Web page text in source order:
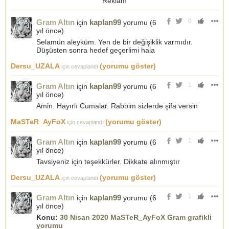
0
Gram Altın için kaplan99 yorumu (6
yıl önce)
Selamün aleyküm. Yen de bir değişiklik varmıdır.
Düşüsten sonra hedef geçerlimi hala
Dersu_UZALA için cevaplandı (yorumu göster)
1
Gram Altın için kaplan99 yorumu (6
yıl önce)
Amin. Hayırlı Cumalar. Rabbim sizlerde şifa versin
MaSTeR_AyFoX için cevaplandı (yorumu göster)
1
Gram Altın için kaplan99 yorumu (6
yıl önce)
Tavsiyeniz için teşekkürler. Dikkate alınmıştır
Dersu_UZALA için cevaplandı (yorumu göster)
1
Gram Altın için kaplan99 yorumu (6
yıl önce)
Konu: 30 Nisan 2020 MaSTeR_AyFoX Gram grafikli
yorumu